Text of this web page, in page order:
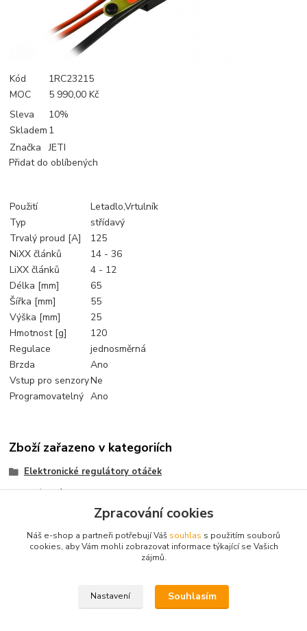
Kód
1RC23215
MOC
5 990,00 Kč
Sleva
10%
Skladem 1
Značka
JETI
Přidat do oblíbených
Použití
Letadlo,Vrtulník
Typ
střídavý
Trvalý proud [A]
125
NiXX článků
14 - 36
LiXX článků
4 - 12
Délka [mm]
65
Šířka [mm]
55
Výška [mm]
25
Hmotnost [g]
120
Regulace
jednosměrná
Brzda
Ano
Vstup pro senzoryNe
Programovatelný Ano
Zboží zařazeno v kategoriích
Elektronické regulátory otáček
Střídavé
Heli
Zpracování cookies
Náš e-shop a partneři potřebují Váš souhlas s použitím souborů
cookies, aby Vám mohli zobrazovat informace týkající se Vašich
zájmů.
Nastavení Souhlasím